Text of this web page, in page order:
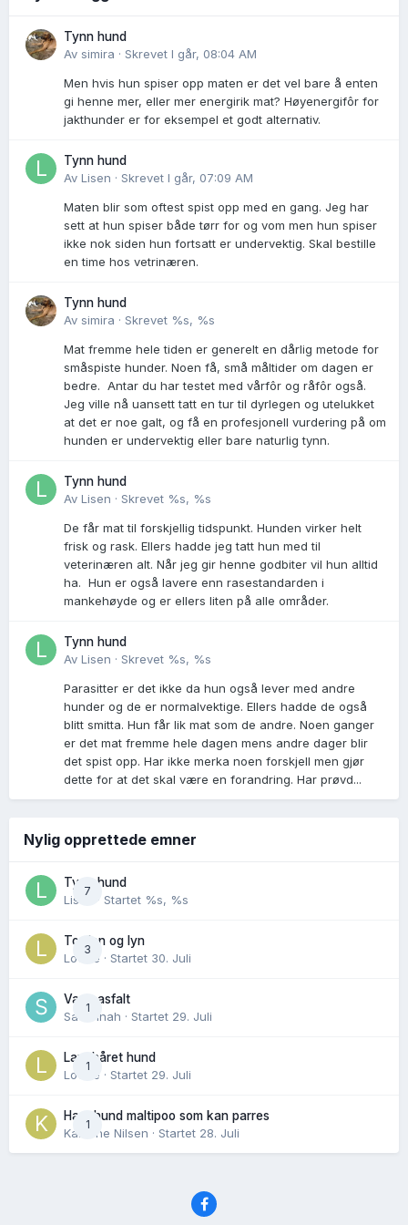
Tynn hund
Av simira · Skrevet I går, 08:04 AM
Men hvis hun spiser opp maten er det vel bare å enten
gi henne mer, eller mer energirik mat? Høyenergifôr for
jakthunder er for eksempel et godt alternativ.
Tynn hund
Av Lisen · Skrevet I går, 07:09 AM
Maten blir som oftest spist opp med en gang. Jeg har
sett at hun spiser både tørr for og vom men hun spiser
ikke nok siden hun fortsatt er undervektig. Skal bestille
en time hos vetrinæren.
Tynn hund
Av simira · Skrevet %s, %s
Mat fremme hele tiden er generelt en dårlig metode for
småspiste hunder. Noen få, små måltider om dagen er
bedre. Antar du har testet med vårfôr og råfôr også.
Jeg ville nå uansett tatt en tur til dyrlegen og utelukket
at det er noe galt, og få en profesjonell vurdering på om
hunden er undervektig eller bare naturlig tynn.
Tynn hund
Av Lisen · Skrevet %s, %s
De får mat til forskjellig tidspunkt. Hunden virker helt
frisk og rask. Ellers hadde jeg tatt hun med til
veterinæren alt. Når jeg gir henne godbiter vil hun alltid
ha. Hun er også lavere enn rasestandarden i
mankehøyde og er ellers liten på alle områder.
Tynn hund
Av Lisen · Skrevet %s, %s
Parasitter er det ikke da hun også lever med andre
hunder og de er normalvektige. Ellers hadde de også
blitt smitta. Hun får lik mat som de andre. Noen ganger
er det mat fremme hele dagen mens andre dager blir
det spist opp. Har ikke merka noen forskjell men gjør
dette for at det skal være en forandring. Har prøvd...
Nylig opprettede emner
7
Tynn hund
Lisen
· Startet %s, %s
3
Torden og lyn
Lovise · Startet 30. Juli
1
Varm asfalt
Savannah · Startet 29. Juli
1
Langhåret hund
Lovise · Startet 29. Juli
1
Hannhund maltipoo som kan parres
Karoline Nilsen · Startet 28. Juli